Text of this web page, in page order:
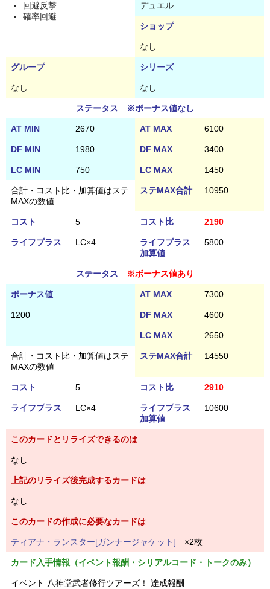
回避反撃
確率回避
デュエル
ショップ
なし
グループ シリーズ
なし なし
ステータス ※ボーナス値なし
AT MIN 2670 AT MAX 6100
DF MIN 1980 DF MAX 3400
LC MIN 750 LC MAX 1450
合計・コスト比・加算値はステ
MAXの数値
ステMAX合計 10950
コスト 5 コスト比 2190
ライフプラス LC×4
ライフプラス
加算値
5800
ステータス ※ボーナス値あり
ボーナス値 AT MAX 7300
1200 DF MAX 4600
LC MAX 2650
合計・コスト比・加算値はステ
MAXの数値
ステMAX合計 14550
コスト 5 コスト比 2910
ライフプラス LC×4
ライフプラス
加算値
10600
このカードとリライズできるのは
なし
上記のリライズ後完成するカードは
なし
このカードの作成に必要なカードは
ティアナ・ランスター[ガンナージャケット] ×2枚
カード入手情報（イベント報酬・シリアルコード・トークのみ）
イベント 八神堂武者修行ツアーズ！ 達成報酬